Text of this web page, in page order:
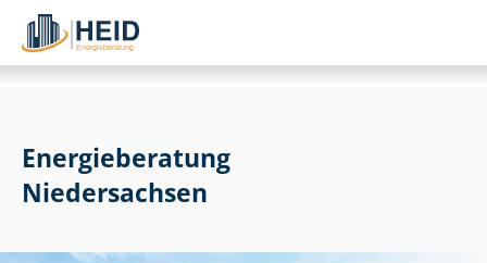
Energieberatung
Niedersachsen